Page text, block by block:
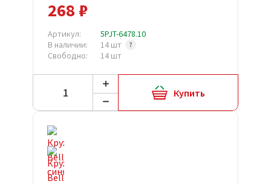
268 ₽
Артикул:
5PJT-6478.10
В наличии:
14 шт
Свободно:
14 шт
Купить